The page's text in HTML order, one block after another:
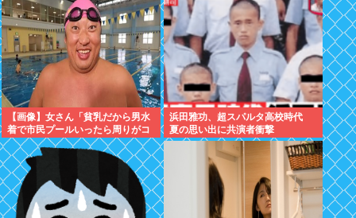
【画像】女さん「貧乳だから男水
着で市民プールいったら周りがコ
ソコソしだしてやばいwww」5万
いいね
浜田雅功、超スパルタ高校時代
夏の思い出に共演者衝撃